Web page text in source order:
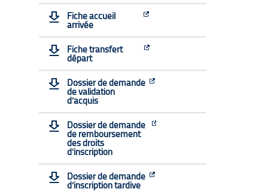
Lundi
8h15 – 12h
13h30-16h30
Mardi
8h15 – 12h
13h30-16h30
Mercredi
8h15 – 12h
13h30-16h30
Jeudi
8h15 – 12h
Fiche accueil
arrivée
Fiche transfert
départ
Dossier de demande
de validation
d’acquis
Dossier de demande
de remboursement
des droits
d’inscription
Dossier de demande
d’inscription tardive